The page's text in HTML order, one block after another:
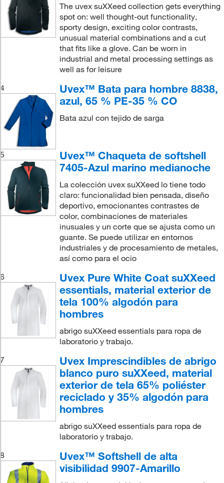
The uvex suXXeed collection gets everything
spot on: well thought-out functionality,
sporty design, exciting color contrasts,
unusual material combinations and a cut
that fits like a glove. Can be worn in
industrial and metal processing settings as
well as for leisure
4
Uvex™ Bata para hombre 8838,
azul, 65 % PE-35 % CO
Bata azul con tejido de sarga
5
Uvex™ Chaqueta de softshell
7405-Azul marino medianoche
La colección uvex suXXeed lo tiene todo
claro: funcionalidad bien pensada, diseño
deportivo, emocionantes contrastes de
color, combinaciones de materiales
inusuales y un corte que se ajusta como un
guante. Se puede utilizar en entornos
industriales y de procesamiento de metales,
así como para el ocio
6
Uvex Pure White Coat suXXeed
essentials, material exterior de
tela 100% algodón para
hombres
abrigo suXXeed essentials para ropa de
laboratorio y trabajo.
7
Uvex Imprescindibles de abrigo
blanco puro suXXeed, material
exterior de tela 65% poliéster
reciclado y 35% algodón para
hombres
abrigo suXXeed essentials para ropa de
laboratorio y trabajo.
8
Uvex™ Softshell de alta
visibilidad 9907-Amarillo